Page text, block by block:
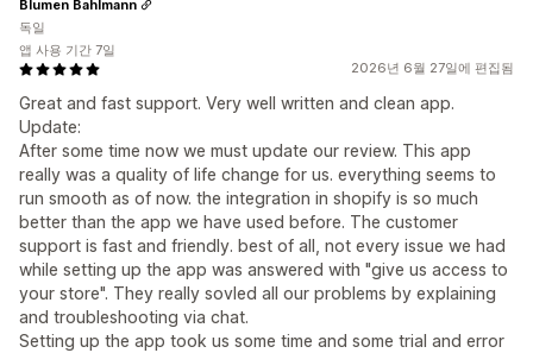
2026년 6월 27일에 편집됨
Great and fast support. Very well written and clean app.
Update:
After some time now we must update our review. This app
really was a quality of life change for us. everything seems to
run smooth as of now. the integration in shopify is so much
better than the app we have used before. The customer
support is fast and friendly. best of all, not every issue we had
while setting up the app was answered with "give us access to
your store". They really sovled all our problems by explaining
and troubleshooting via chat.
Setting up the app took us some time and some trial and error
Blumen Bahlmann
독일
앱 사용 기간 7일